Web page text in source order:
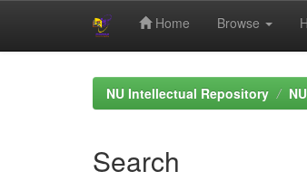
Home Browse
NU Intellectual Repository
Search